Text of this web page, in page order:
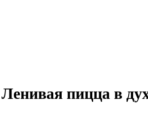
Ленивая пицца в